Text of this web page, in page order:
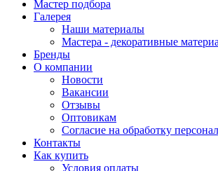
Мастер подбора
Галерея
Наши материалы
Мастера - декоративные
Бренды
О компании
Новости
Вакансии
Отзывы
Оптовикам
Cогласие на обработку
Контакты
Как купить
Условия оплаты